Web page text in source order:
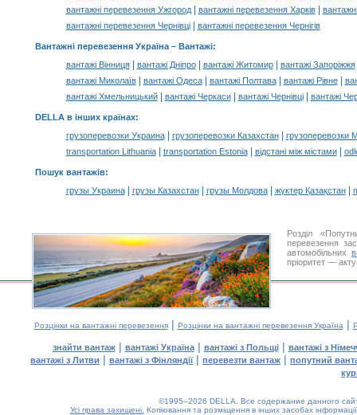
вантажні перевезення Ужгород| вантажні перевезення Харків|
вантажні перевезення Чернівці| вантажні перевезення Чернігів
Вантажні перевезення Україна – Вантажі:
вантажі Вінниця| вантажі Дніпро| вантажі Житомир| вантажі Запоріжжя
вантажі Миколаїв| вантажі Одеса| вантажі Полтава| вантажі Рівне|
вантажі Хмельницький| вантажі Черкаси| вантажі Чернівці| вантажі
DELLA в інших країнах:
грузоперевозки Украина| грузоперевозки Казахстан|
грузоперевозки
transportation Lithuania| transportation Estonia| відстані між містами|
Пошук вантажів:
грузы Украина| грузы Казахстан| грузы Молдова| жүктер Қазақстан|
Розділ
перевезення
автомобільних
пріоритет —
Розцінки на вантажні перевезення| Розцінки на вантажні перевезення Україна |
знайти вантаж| вантажі Україна| вантажі з Польщі| вантажі з
вантажі з Литви | вантажі з Фінляндії| перевезти вантаж | попутний
©1995–2026 DELLA. Все содержание данного
Усі права захищені. Копіювання та розміщення в інших засобах